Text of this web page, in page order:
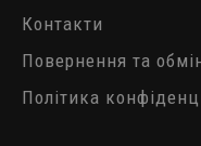
Контакти
Повернення та
Політика